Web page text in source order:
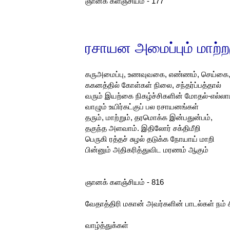
ரசாயன அமைப்பும்
கருஅமைப்பு, உணவுவகை, எண்ணம், செய்கை,
ககனத்தில் கோள்கள் நிலை, சந்தர்ப்பத்தால்
வரும் இயற்கை நிகழ்ச்சிகளின் மோதல்-
வாழும் உயிர்கட்குப் பல ரசாயனங்கள்
தரும், மாற்றும், தரமொக்க இன்பதுன்பம்,
தகுந்த அளவாம். இதிலோர் சக்திமீறி
பெருகி ரத்தச் சுழல் தடுக்க நோயாய் மாறி
பின்னும் அதிகரித்துவிட மரணம் ஆகும்
ஞானக் களஞ்சியம் - 816
வேதாத்திரி மகான் அவர்களின் பாடல்கள் நம்
வாழ்த்துக்கள்